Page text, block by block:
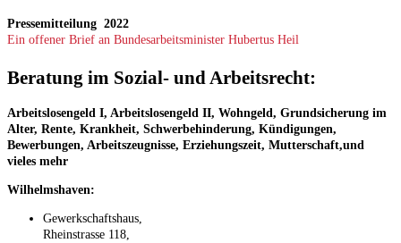
Pressemitteilung 2022
Ein offener Brief an Bundesarbeitsminister Hubertus Heil
Beratung im Sozial- und Arbeitsrecht:
Arbeitslosengeld I, Arbeitslosengeld II, Wohngeld, Grundsicherung im
Alter, Rente, Krankheit, Schwerbehinderung, Kündigungen,
Bewerbungen, Arbeitszeugnisse, Erziehungszeit, Mutterschaft,und
vieles mehr
Wilhelmshaven:
Gewerkschaftshaus,
Rheinstrasse 118,